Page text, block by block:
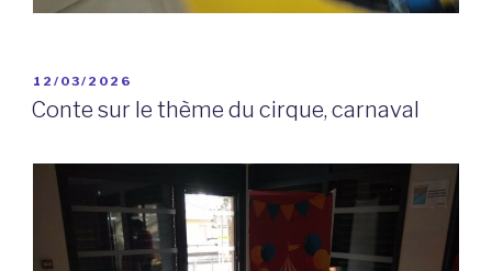
PUBLIÉ
LE
12/03/2026
Conte sur le thème du cirque, carnaval